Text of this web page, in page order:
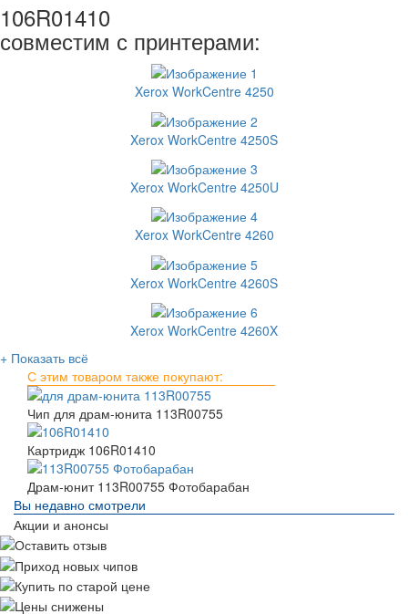
106R01410
совместим с принтерами:
Xerox WorkCentre 4250
Xerox WorkCentre 4250S
Xerox WorkCentre 4250U
Xerox WorkCentre 4260
Xerox WorkCentre 4260S
Xerox WorkCentre 4260X
+ Показать всё
С этим товаром также покупают:
Чип для драм-юнита 113R00755
Картридж 106R01410
Драм-юнит 113R00755 Фотобарабан
Вы недавно смотрели
Акции и анонсы